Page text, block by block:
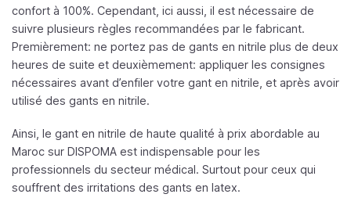
confort à 100%. Cependant, ici aussi, il est nécessaire de
suivre plusieurs règles recommandées par le fabricant.
Premièrement: ne portez pas de gants en nitrile plus de deux
heures de suite et deuxièmement: appliquer les consignes
nécessaires avant d’enfiler votre gant en nitrile, et après avoir
utilisé des gants en nitrile.
Ainsi, le gant en nitrile de haute qualité à prix abordable au
Maroc sur DISPOMA est indispensable pour les
professionnels du secteur médical. Surtout pour ceux qui
souffrent des irritations des gants en latex.